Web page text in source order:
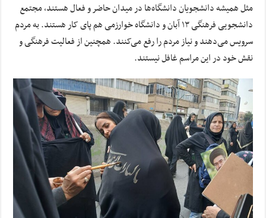
مثل همیشه دانشجویان دانشگاه‌ها در میدان حاضر و فعال هستند، مجتمع
دانشجویی فرهنگی ۱۳ آبان و دانشگاه خوارزمی هم پای کار هستند. به مردم
سرویس می‌دهند و نیاز مردم را رفع می‌کنند. همچنین از فعالیت فرهنگی و
نقش خود در این مراسم غافل نیستند.